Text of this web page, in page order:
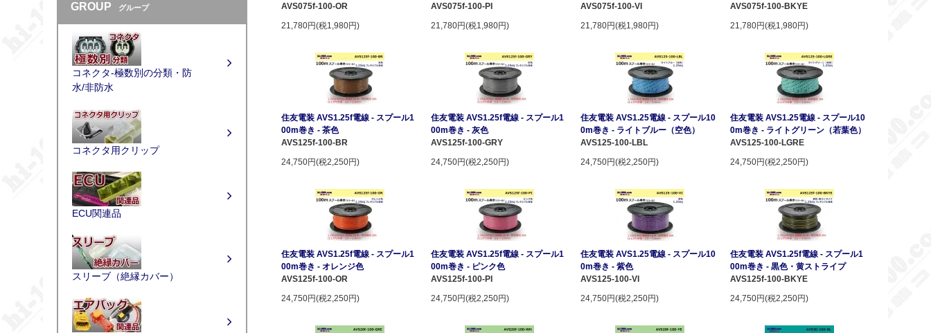
AVS075f-100-OR
21,780円(税1,980円)
AVS075f-100-PI
21,780円(税1,980円)
AVS075f-100-VI
21,780円(税1,980円)
AVS075f-100-BKYE
21,780円(税1,980円)
住友電装 AVS1.25f電線 - スプール1
00m巻き - 茶色
AVS125f-100-BR
24,750円(税2,250円)
住友電装 AVS1.25f電線 - スプール1
00m巻き - 灰色
AVS125f-100-GRY
24,750円(税2,250円)
住友電装 AVS1.25電線 - スプール10
0m巻き - ライトブルー（空色）
AVS125-100-LBL
24,750円(税2,250円)
住友電装 AVS1.25電線 - スプール10
0m巻き - ライトグリーン（若葉色）
AVS125-100-LGRE
24,750円(税2,250円)
住友電装 AVS1.25f電線 - スプール1
00m巻き - オレンジ色
AVS125f-100-OR
24,750円(税2,250円)
住友電装 AVS1.25f電線 - スプール1
00m巻き - ピンク色
AVS125f-100-PI
24,750円(税2,250円)
住友電装 AVS1.25電線 - スプール10
0m巻き - 紫色
AVS125-100-VI
24,750円(税2,250円)
住友電装 AVS1.25f電線 - スプール1
00m巻き - 黒色・黄ストライプ
AVS125f-100-BKYE
24,750円(税2,250円)
GROUP グループ
コネクタ-極数別の分類・防
水/非防水
コネクタ用クリップ
ECU関連品
スリーブ（絶縁カバー）